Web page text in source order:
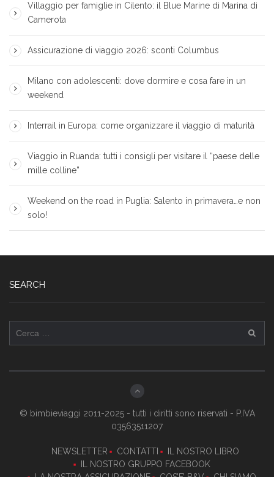
Villaggio per famiglie in Cilento: il Blue Marine di Marina di
Camerota
Assicurazione di viaggio 2026: sconti Columbus
Milano con adolescenti: dove dormire e cosa fare in un
weekend
Interrail in Europa: come organizzare il viaggio di maturità
Viaggio in Ruanda: tutti i consigli per visitare il “paese delle
mille colline”
Weekend on the road in Puglia: Salento in primavera…e non
solo!
SEARCH
per:
© bimbieviaggi 2011-2025 - tutti i diritti sono riservati - P.IVA
03563511207
NEWSLETTER CONTATTI
IL NOSTRO LIBRO
IL NOSTRO GRUPPO FACEBOOK